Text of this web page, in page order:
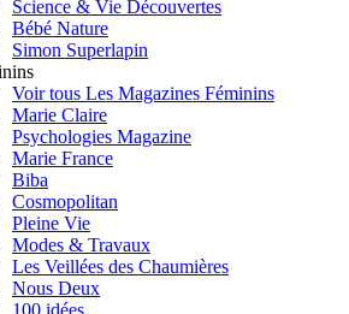
Science & Vie Découvertes
Bébé Nature
Simon Superlapin
Voir tous Les Magazines Féminins
Marie Claire
Psychologies Magazine
Marie France
Biba
Cosmopolitan
Pleine Vie
Modes & Travaux
Les Veillées des Chaumières
Nous Deux
100 idées